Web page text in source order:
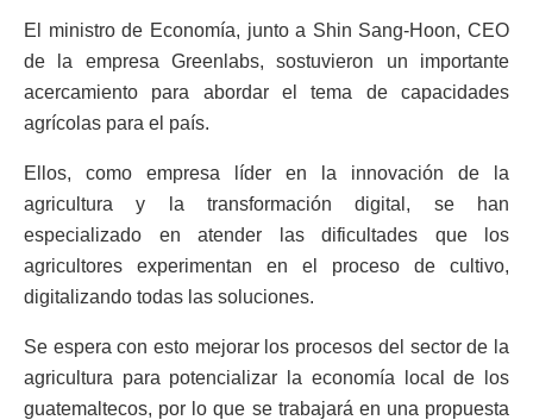
El ministro de Economía, junto a Shin Sang-Hoon, CEO
de la empresa Greenlabs, sostuvieron un importante
acercamiento para abordar el tema de capacidades
agrícolas para el país.
Ellos, como empresa líder en la innovación de la
agricultura y la transformación digital, se han
especializado en atender las dificultades que los
agricultores experimentan en el proceso de cultivo,
digitalizando todas las soluciones.
Se espera con esto mejorar los procesos del sector de la
agricultura para potencializar la economía local de los
guatemaltecos, por lo que se trabajará en una propuesta